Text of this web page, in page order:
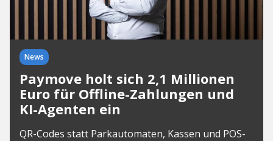
News
Paymove holt sich 2,1 Millionen
Euro für Offline-Zahlungen und
KI-Agenten ein
QR-Codes statt Parkautomaten, Kassen und POS-